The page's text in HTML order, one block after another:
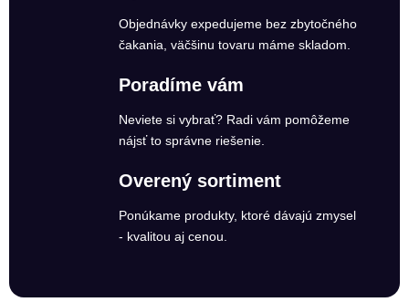
Objednávky expedujeme bez zbytočného
čakania, väčšinu tovaru máme skladom.
Poradíme vám
Neviete si vybrať? Radi vám pomôžeme
nájsť to správne riešenie.
Overený sortiment
Ponúkame produkty, ktoré dávajú zmysel
- kvalitou aj cenou.